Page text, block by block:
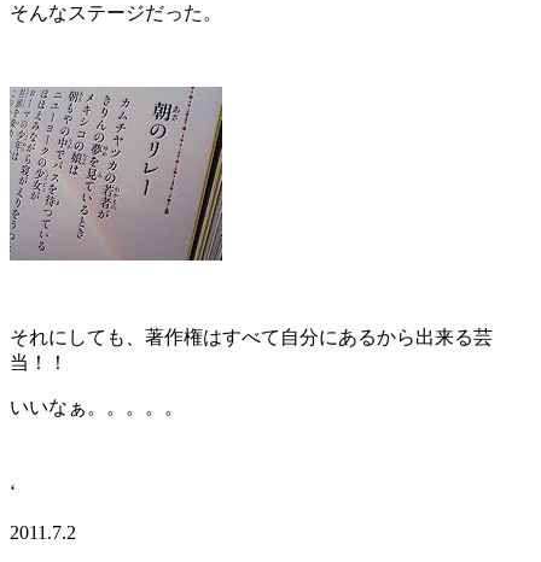
そんなステージだった。
それにしても、著作権はすべて自分にあるから出来る芸
当！！
いいなぁ。。。。。
‘
2011.7.2